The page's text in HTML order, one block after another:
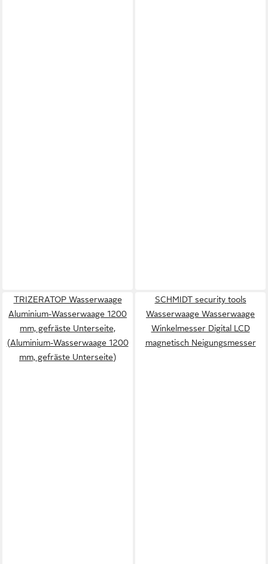
TRIZERATOP Wasserwaage
Aluminium-Wasserwaage 1200
mm, gefräste Unterseite,
(Aluminium-Wasserwaage 1200
mm, gefräste Unterseite)
SCHMIDT security tools
Wasserwaage Wasserwaage
Winkelmesser Digital LCD
magnetisch Neigungsmesser